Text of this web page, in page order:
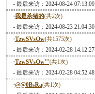
- 最后来访：2024-08-24 07:13:09
·我是杀猪的(共2次)
- 最后来访：2024-08-23 21:04:30
·TzwSVsOw(共1575次)
- 最后来访：2024-02-28 14:12:27
·TzwSVsOw'"(共1次)
- 最后来访：2024-02-28 04:52:48
·@@0BsRa(共1次)